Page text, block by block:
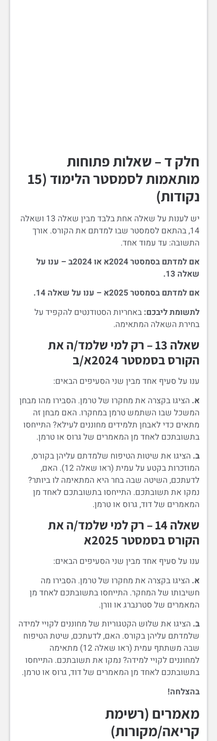
חלק ד – שאלות פתוחות
מותאמות לסמסטר הלימוד (15
נקודות)
יש לענות על שאלה אחת בלבד מבין שאלה 13 ושאלה
14, בהתאם לסמסטר שבו למדתם את הקורס. אורך
התשובה: עד עמוד אחד.
אם למדתם בסמסטר 2024א או 2024ב – ענו על
שאלה 13.
אם למדתם בסמסטר 2025א – ענו על שאלה 14.
לתשומת ליבכם: באחריות הסטודנטים להקפיד על
בחירת השאלה המתאימה.
שאלה 13 – רק למי שלמד/ה את
הקורס בסמסטר 2024א/ב
ענו על סעיף אחד מבין שני הסעיפים הבאים:
א. הציגו בקצרה את מחקרו של טרמן. הסבירו מהו מבחן
המשכל שבו השתמש טרמן במחקרו. האם מבחן זה
מתאים כדי לאבחן תלמידים מחוננים לעילא? התייחסו
בתשובתכם לאחד מן המאמרים של גרוס או טרמן.
ב. הציגו את שיטות הטיפוח שלמדתם עליהן בקורס,
המוזכרות בקטע על עמית (ראו שאלה 12). האם,
לדעתכם, השיטה שבה בחר היא המתאימה לו ביותר?
נמקו את תשובתכם. התייחסו בתשובתכם לאחד מן
המאמרים של דוד, גרוס או טרמן.
שאלה 14 – רק למי שלמד/ה את
הקורס בסמסטר 2025א
ענו על סעיף אחד מבין שני הסעיפים הבאים:
א. הציגו בקצרה את מחקרו של טרמן. הסבירו מה
חשיבותו של המחקר. התייחסו בתשובתכם לאחד מן
המאמרים של סטרנברג או וורן.
ב. הציגו את שלוש הקטגוריות של מחוננים לקויי למידה
שלמדתם עליהן בקורס. האם, לדעתכם, שיטת הטיפוח
שבה משתתף עמית (ראו שאלה 12) מתאימה
למחוננים לקויי למידה? נמקו את תשובתכם. התייחסו
בתשובתכם לאחד מן המאמרים של דוד, גרוס או טרמן.
בהצלחה!
מאמרים (רשימת
קריאה/מקורות)